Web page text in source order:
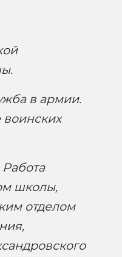
в армии.
школы,
отделом